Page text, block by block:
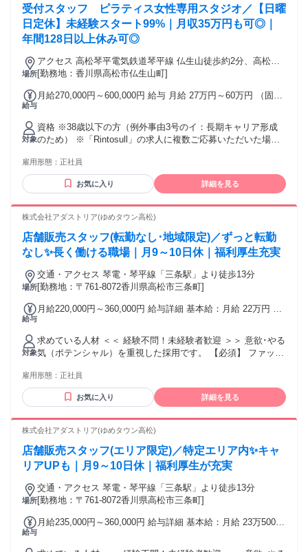
心して長く働ける環境づくりのために、社員の声や社会情勢
を踏まえながら、報酬制度の見直し・改定を継続的に行って
います。 ・2年連続基本給UPの実績あり！ 【New!】・日々の
取り組みや貢献に報いることを目的として、遅番手当と制服
さまへのご提案の質や前向きな取り組みなど、数字では見え
にくいプロセスもしっかり評価に反映される制度を導入して
います。 日々の頑張りや自身の成長が待遇に直結するため、
安心してお客さまに寄り添い抜ける環境です。 また、ショッ
す！
っています。 そのため、店舗の仲間と協力しながら、お客様
や仕事に誠実に向き合い、長期的なキャリアを築いていきた
い方を歓迎します。 ※「短期的な離職を繰り返したくない」
「今度は落ち着いた環境でプロとして成長したい」という、
キャリアの再構築を考えている第二新卒の方も歓迎します。
受付スタッフ ピラティス女性専用スタジオ／【日曜
日定休】未経験スタート99%｜月収35万円も可◎｜
年間128日以上休み可◎
場所
アクセス 高松琴平電気鉄道琴平線 仏生山徒歩約2分、高松琴
平電気鉄道琴平線 空港通り徒歩約15分、高松琴平電気鉄道琴
徒歩で11分 琴電琴平線 仏生山駅から徒歩で23分 琴電琴平線
分 ※自動車通勤可（規定あり）※従業員用駐車場あり
[勤務地：香川県高松市仏生山町]
給与
月給270,000円～600,000円 給与 月給 27万円～60万円 （固定
円（固定残業時間：10時間） 固定残業時間を超えた勤務時間
については別途残業代を支給する ・転居を伴う異動はござい
ません。 ・配属店舗は人員状況により決定します。 ・その
他、手当別途支給。 ・固定残業代：1万5880円/10時間（時間
で月収38万円を 実現した社員も多数！ （月給30万円+住宅手
当5万円+インセン3万円） ＜手厚い手当で生活応援＞ 【諸手
当】 ■昇給／年1回 ■賞与／業績による（昨年度支給実績あ
り） ■インセンティブ（年4回） └最大年120,000円 ■住宅手
当 └月30,000～50,000円 ■転居一時金 └最大20万円＋実費支
給 ■通勤手当 └交通費全額支給 ■時間外手当 ■店長手当 └月
10,000円～35,000円 ■保育手当 └月10,000円（子ども一人に
つき） ■子ども手当 └扶養している子ども1人につき月10,000
円 交通費：通勤交通費全額支給
対象
資格 ※38歳以下の方（例外事由3号のイ：長期キャリア形成
のため） ※「Rintosull」の求人に複数ご応募いただいた場合
控えくださいませ。 【職種・業種未経験者、第二新卒者、歓
迎！】 ・学歴不問 ・20代・30代の女性が多数活躍中！ ・イ
ンストラクター未経験者OK ・フィットネス業界（ジム・ヨ
中！ ・フリーターの方 【こんな方は歓迎】 ・ボディメイク
誰かを笑顔にしたい ・キレイをもっと磨き続けたい ・正社員
として安定的に働きたい ・仲間と協力して働きたい 【さらに
方 ・体の構造や解剖学を学びたい方 ・将来ピラティスの資格
を取得したい方 どれか一つでも当てはまればぜひご応募くだ
雇用形態： 正社員
お気に入り 詳細を見る
株式会社アダストリア(ゆめタウン高松)
店舗販売スタッフ(転勤なし･地域限定)／ずっと転勤
なし✨長く働ける職場｜月9～10日休｜福利厚生充実
場所
交通・アクセス 琴電・琴平線「三条駅」より徒歩13分
[勤務地：〒761-8072香川県高松市三条町]
給与
月給220,000円～360,000円 給与詳細 基本給：月給 22万円 〜
れる通勤・皆勤・家族手当金額：なし 全員に一律で支払われ
るその他手当金額：なし 【給与詳細】 1．総合職（全国転勤
あり） 月給24万5,000円以上 2．エリア総合職（指定エリア内
での転勤あり） 月給23万5,000円以上 3．地域限定職（転勤な
【賞与あり】 年2回（6月･12月） 【各種手当あり】 ・交通費
支給（月上限5万円まで） ・時間外手当あり（1分単位での支
給） ・出張手当あり ・役職手当あり（店長･マネージャー･ス
ーパーバイザー） ・個人ノルマなし（店舗･エリア目標あ
り）、他 ※経験･スキル･年齢を考慮し給与を決定します ※実
際の配属店舗は、本求人の勤務地と異なる場合がございます
※本人の希望･適性･キャリアプランを考慮し配属を決定しま
す
対象
求めている人材 ＜＜ 経験不問！未経験者歓迎 ＞＞ 意欲･やる
気（ポテンシャル）を重視した採用です。 【必須】 ファッシ
以内の入社が可能な方 ■ 当社の理念に共感していただける方
■ 前向きでチャレンジ精神旺盛な方 ■ 臨機応変な対応ができ
る方 ■ アパレル販売･雑貨小売などのご経験 ■ ブランド店舗
＿.＿.＿.＿.＿.＿.＿.＿.＿ ✅ 好きなブランドに囲まれて働き
で成長を感じたい ▶▶ 以下キーワードに興味がある方に ＿.
＿.＿.＿.＿.＿.＿.＿.＿.＿.＿.＿.＿.＿ ・ファッションアドバ
ター ・スタイリスト、販売接客、店頭販売 ・ファッション販
売、セレクトショップ販売 ・リテールスタッフ、ブランドス
補） ・アパレル接客、アパレル販売 ・セールススタッフ ・
雇用形態： 正社員
お気に入り 詳細を見る
株式会社アダストリア(ゆめタウン高松)
店舗販売スタッフ(エリア限定)／特定エリア内✨キャ
リアUPも｜月9～10日休｜福利厚生が充実
場所
交通・アクセス 琴電・琴平線「三条駅」より徒歩13分
[勤務地：〒761-8072香川県高松市三条町]
給与
月給235,000円～360,000円 給与詳細 基本給：月給 23万5000
払われる通勤・皆勤・家族手当金額：なし 全員に一律で支払